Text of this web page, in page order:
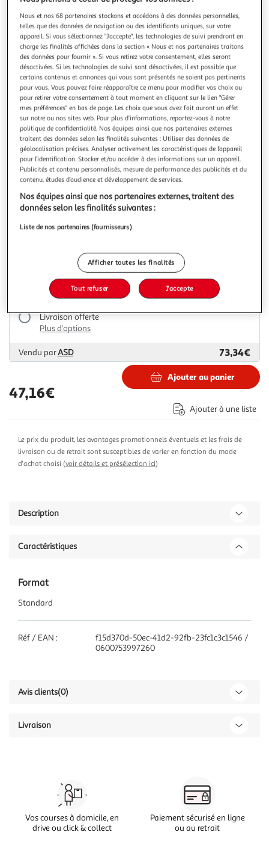
Livraison offerte
Livre bill evans « further conversations with myself » à
couverture style vinyle, fond bleu clair
Découvrez « Further Conversations With Myself » de Bill
Evans sous une couverture au style vinyle. Le visuel met en
avant une photo cadrée et contrastée de l'artiste au piano,
encadrée de bordures nettes pour un rendu graphique
affirmé. La couverture s'appuie sur un fond bleu clair et une
typographi
En savoir +
Vendu par GpasPlus
Livraison dès 6/7 jours
Livraison offerte
Plus d'options
Vendu par GpasPlus 47,16€
Livraison dès 5/6 jours
Plus d'options
Vendu parM25
Livraison offerte
Plus d'options
Vendu parASD 73,34€
47,16€
Ajouter au panier
Ajouter à une liste
Le prix du produit, les avantages promotionnels éventuels et les frais de
livraison ou de retrait sont susceptibles de varier en fonction du mode
d'achat choisi (voir détails et présélection ici)
Description
Caractéristiques
Format
Standard
Réf / EAN :
f15d370d-50ec-41d2-92fb-23fc1c3c1546 /
0600753997260
Avis clients(0)
Livraison
Vos courses à domicile, en
drive ou click & collect
Paiement sécurisé en ligne
ou au retrait
Nous et nos 68 partenaires stockons et accédons à des données personnelles,
telles que des données de navigation ou des identifiants uniques, sur votre
appareil. Si vous sélectionnez "J'accepte", les technologies de suivi prendront en
charge les finalités affichées dans la section « Nous et nos partenaires traitons
des données pour fournir ». Si vous retirez votre consentement, elles seront
désactivées. Si les technologies de suivi sont désactivées, il est possible que
certains contenus et annonces qui vous sont présentés ne soient pas pertinents
pour vous. Vous pouvez faire réapparaître ce menu pour modifier vos choix ou
pour retirer votre consentement à tout moment en cliquant sur le lien "Gérer
mes préférences" en bas de page. Les choix que vous avez fait auront un effet
sur notre ou nos sites web. Pour plus d’informations, reportez-vous à notre
politique de confidentialité. Nos équipes ainsi que nos partenaires externes
traitent des données selon les finalités suivantes : Utiliser des données de
géolocalisation précises. Analyser activement les caractéristiques de l’appareil
pour l’identification. Stocker et/ou accéder à des informations sur un appareil.
Publicités et contenu personnalisés, mesure de performance des publicités et du
contenu, études d’audience et développement de services.
Nos équipes ainsi que nos partenaires externes, traitent des
données selon les finalités suivantes :
Liste de nos partenaires (fournisseurs)
Afficher toutes les finalités
Tout refuser J'accepte